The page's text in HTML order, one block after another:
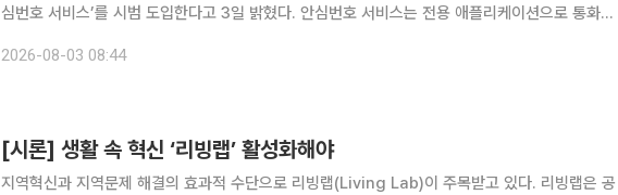
심번호 서비스’를 시범 도입한다고 3일 밝혔다. 안심번호 서비스는 전용 애플리케이션으로 통화하
스다. 소진공은 현장 방문과 상담 업무가 많은 직원의 개인정보 노출
2026-08-03 08:44
[시론] 생활 속 혁신 ‘리빙랩’ 활성화해야
지역혁신과 지역문제 해결의 효과적 수단으로 리빙랩(Living Lab)이 주목받고 있다. 리빙랩은 공